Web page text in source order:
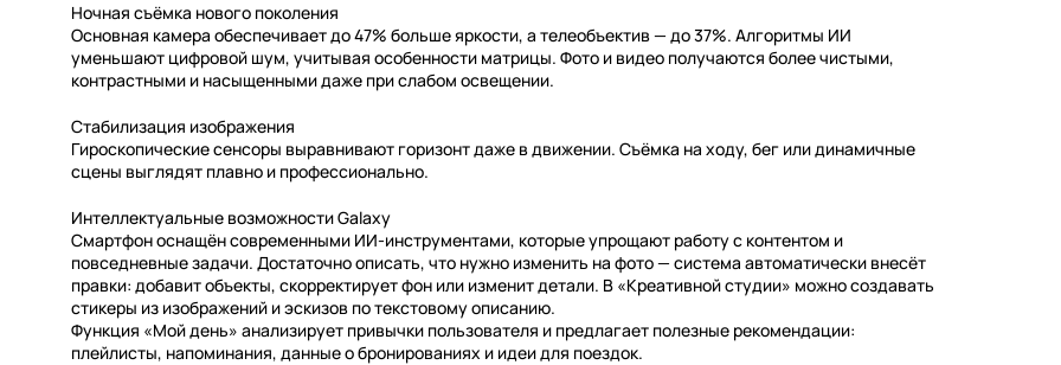
Ночная съёмка нового поколения
Основная камера обеспечивает до 47% больше яркости, а телеобъектив — до 37%. Алгоритмы ИИ
уменьшают цифровой шум, учитывая особенности матрицы. Фото и видео получаются более чистыми,
контрастными и насыщенными даже при слабом освещении.
Стабилизация изображения
Гироскопические сенсоры выравнивают горизонт даже в движении. Съёмка на ходу, бег или динамичные
сцены выглядят плавно и профессионально.
Интеллектуальные возможности Galaxy
Смартфон оснащён современными ИИ-инструментами, которые упрощают работу с контентом и
повседневные задачи. Достаточно описать, что нужно изменить на фото — система автоматически внесёт
правки: добавит объекты, скорректирует фон или изменит детали. В «Креативной студии» можно создавать
стикеры из изображений и эскизов по текстовому описанию.
Функция «Мой день» анализирует привычки пользователя и предлагает полезные рекомендации:
плейлисты, напоминания, данные о бронированиях и идеи для поездок.